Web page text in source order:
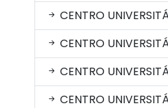
CENTRO
CENTRO
CENTRO
CENTRO